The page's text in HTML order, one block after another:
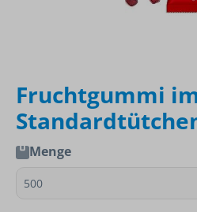
Fruchtgummi
Menge